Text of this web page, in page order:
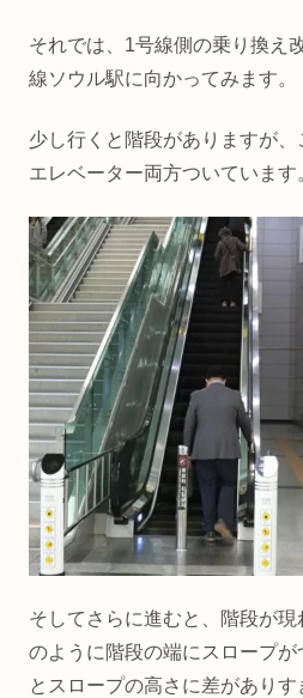
それでは、1号線側の乗り換え
線ソウル駅に向かってみます。
少し行くと階段がありますが、
エレベーター両方ついています
そしてさらに進むと、階段が
のように階段の端にスロープ
とスロープの高さに差があり